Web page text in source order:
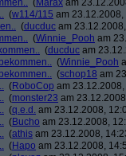
(Marax am
(w114/115 am 23.12.2008,
(ducduc am
(Winnie_Pooh am
(ducduc am
(Winnie_Pooh
(schop18 am
(RoboCop am
(monster23 am
(q.e.d. am 23.12.2008,
(Bucho am 23.12.2008,
(athis am 23.12.2008,
(Hapo am 23.12.2008,